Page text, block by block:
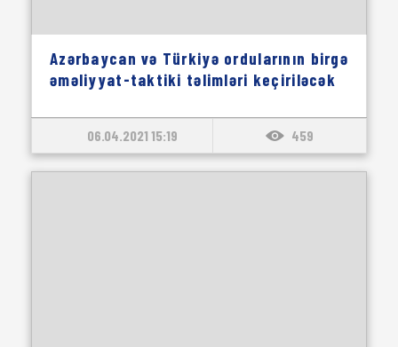
Azərbaycan və Türkiyə ordularının birgə
əməliyyat-taktiki təlimləri keçiriləcək
06.04.2021 15:19 459